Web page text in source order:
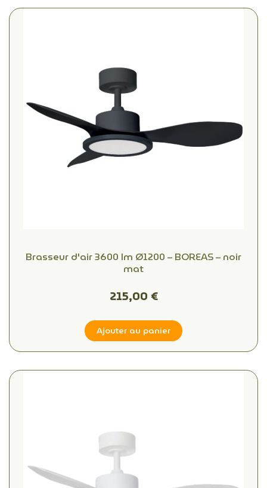
Brasseur d'air 3600 lm Ø1200 – BOREAS – noir
mat
215,00 €
Ajouter au panier